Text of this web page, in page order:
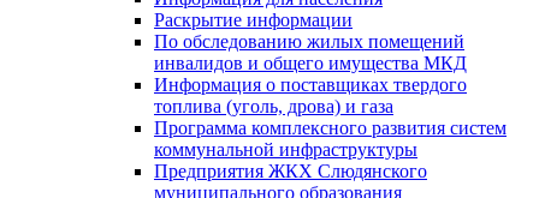
Раскрытие информации
По обследованию жилых помещений
инвалидов и общего имущества МКД
Информация о поставщиках твердого
топлива (уголь, дрова) и газа
Программа комплексного развития систем
коммунальной инфраструктуры
Предприятия ЖКХ Слюдянского
муниципального образования